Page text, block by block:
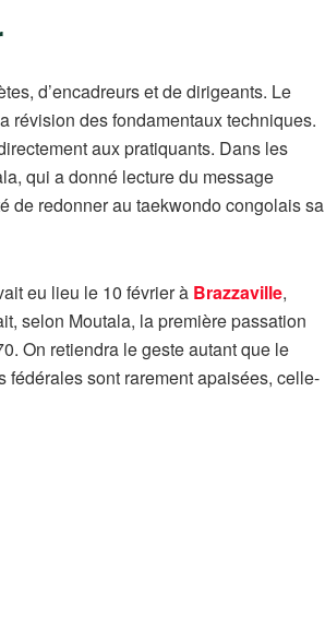
d’encadreurs et de dirigeants. Le
révision des fondamentaux techniques.
aux pratiquants. Dans les
qui a donné lecture du message
de redonner au taekwondo congolais sa
eu lieu le 10 février à Brazzaville,
selon Moutala, la première passation
On retiendra le geste autant que le
sont rarement apaisées, celle-